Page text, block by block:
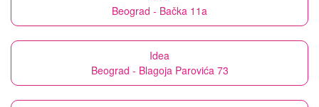
Beograd - Bačka 11a
Idea
Beograd - Blagoja Parovića 73